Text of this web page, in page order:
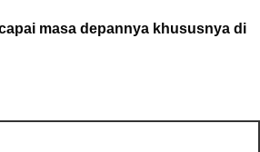
masa depannya khususnya di